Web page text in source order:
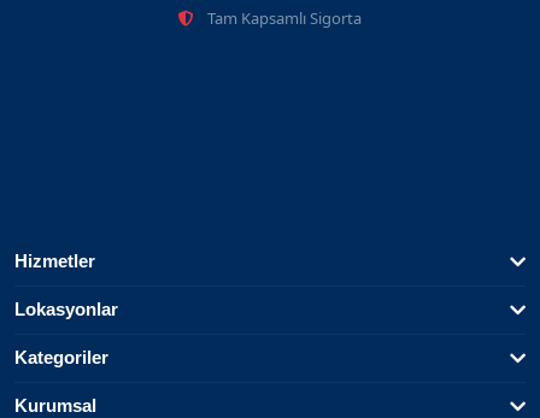
Tam Kapsamlı Sigorta
Hizmetler
Lokasyonlar
Kategoriler
Kurumsal